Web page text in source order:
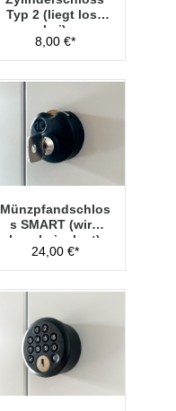
Typ 2 (liegt lose
bei)
8,00 €*
Münzpfandschlos
s SMART (wird
lose beigelegt)
24,00 €*